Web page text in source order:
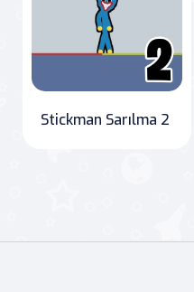
Stickman Sarılma 2